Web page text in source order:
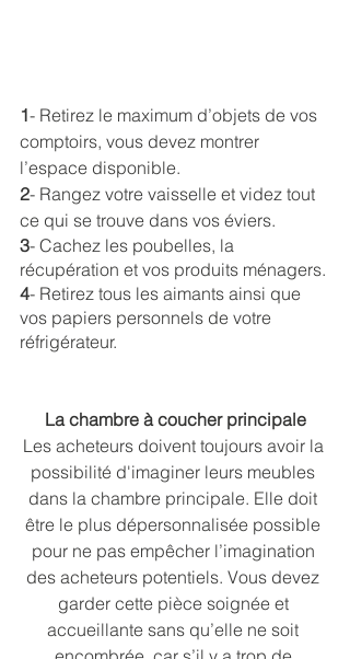
1- Retirez le maximum d’objets de vos
comptoirs, vous devez montrer
l’espace disponible.
2- Rangez votre vaisselle et videz tout
ce qui se trouve dans vos éviers.
3- Cachez les poubelles, la
récupération et vos produits ménagers.
4- Retirez tous les aimants ainsi que
vos papiers personnels de votre
réfrigérateur.
La chambre à coucher principale
Les acheteurs doivent toujours avoir la
possibilité d'imaginer leurs meubles
dans la chambre principale. Elle doit
être le plus dépersonnalisée possible
pour ne pas empêcher l’imagination
des acheteurs potentiels. Vous devez
garder cette pièce soignée et
accueillante sans qu’elle ne soit